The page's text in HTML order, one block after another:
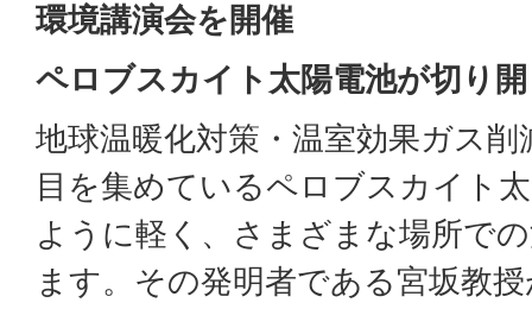
環境講演会を開催
ペロブスカイト太陽電池が切り
地球温暖化対策・温室効果ガス
目を集めているペロブスカイト
ように軽く、さまざまな場所で
ます。その発明者である宮坂教